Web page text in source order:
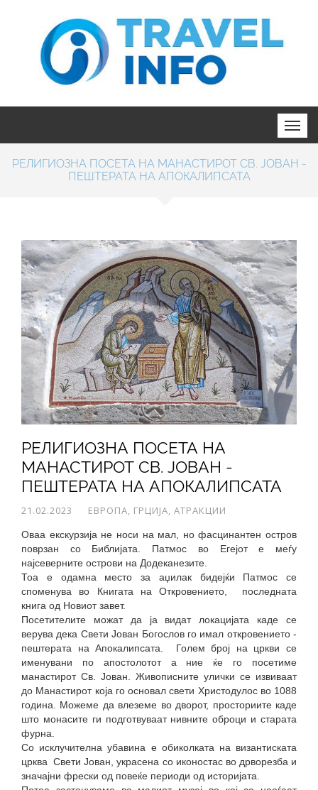
РЕЛИГИОЗНА ПОСЕТА НА МАНАСТИРОТ СВ. ЈОВАН -
ПЕШТЕРАТА НА АПОКАЛИПСАТА
РЕЛИГИОЗНА ПОСЕТА НА
МАНАСТИРОТ СВ. ЈОВАН -
ПЕШТЕРАТА НА АПОКАЛИПСАТА
21.02.2023 ЕВРОПА, ГРЦИЈА, АТРАКЦИИ
Оваа екскурзија не носи на мал, но фасцинантен остров
поврзан со Библијата. Патмос во Егејот е меѓу
најсеверните острови на Додеканезите.
Тоа е одамна место за аџилак бидејќи Патмос се
споменува во Книгата на Откровението, последната
книга од Новиот завет.
Посетителите можат да ја видат локацијата каде се
верува дека Свети Јован Богослов го имал откровението -
пештерата на Апокалипсата. Голем број на цркви се
именувани по апостолотот а ние ќе го посетиме
манастирот Св. Јован. Живописните улички се извиваат
до Манастирот која го основал свети Христодулос во 1088
година. Можеме да влеземе во дворот, просториите каде
што монасите ги подготвуваат нивните оброци и старата
фурна.
Со исклучителна убавина е обиколката на византиската
црква Свети Јован, украсена со иконостас во дрворезба и
значајни фрески од повеќе периоди од историјата.